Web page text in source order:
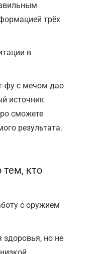
трёх
в
фу с мечом дао
источник
сможете
результата.
тем, кто
с оружием
здоровья, но не